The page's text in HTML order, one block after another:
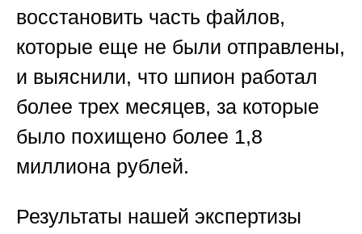
восстановить часть файлов,
которые еще не были отправлены,
и выяснили, что шпион работал
более трех месяцев, за которые
было похищено более 1,8
миллиона рублей.
Результаты нашей экспертизы